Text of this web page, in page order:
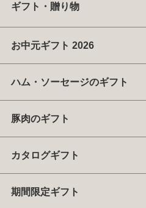
ギフト・贈り物
お中元ギフト 2026
ハム・ソーセージのギフト
豚肉のギフト
カタログギフト
期間限定ギフト